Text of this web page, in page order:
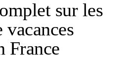
sur les
vacances
France